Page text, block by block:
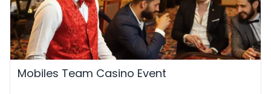
Mobiles Team Casino Event